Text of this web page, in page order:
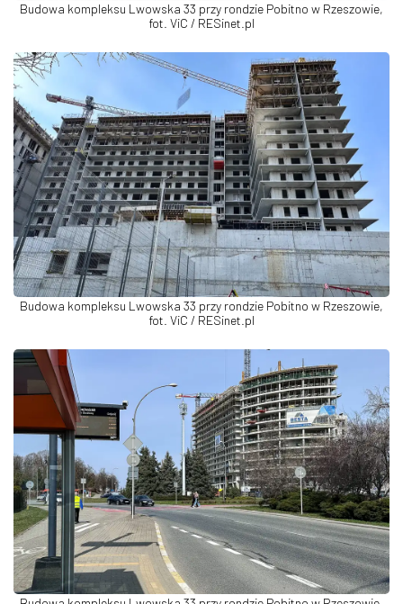
Budowa kompleksu Lwowska 33 przy rondzie Pobitno w Rzeszowie,
fot. ViC / RESinet.pl
Budowa kompleksu Lwowska 33 przy rondzie Pobitno w Rzeszowie,
fot. ViC / RESinet.pl